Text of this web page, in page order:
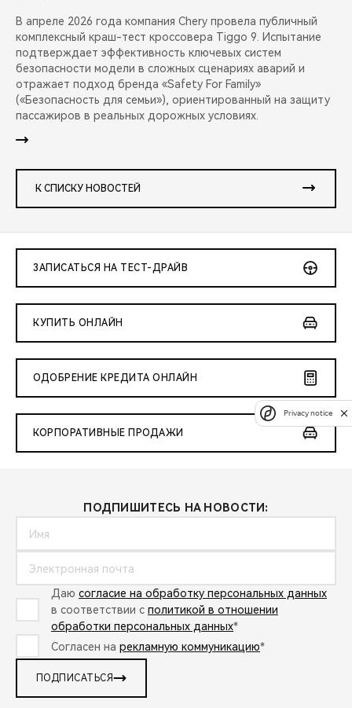
В апреле 2026 года компания Chery провела публичный
комплексный краш-тест кроссовера Tiggo 9. Испытание
подтверждает эффективность ключевых систем
безопасности модели в сложных сценариях аварий и
отражает подход бренда «Safety For Family»
(«Безопасность для семьи»), ориентированный на защиту
пассажиров в реальных дорожных условиях.
К СПИСКУ НОВОСТЕЙ
ЗАПИСАТЬСЯ НА ТЕСТ-ДРАЙВ
КУПИТЬ ОНЛАЙН
ОДОБРЕНИЕ КРЕДИТА ОНЛАЙН
КОРПОРАТИВНЫЕ ПРОДАЖИ
ПОДПИШИТЕСЬ НА НОВОСТИ:
Даю согласие на обработку персональных данных
в соответствии с политикой в отношении
обработки персональных данных*
Согласен на рекламную коммуникацию*
ПОДПИСАТЬСЯ
Privacy notice